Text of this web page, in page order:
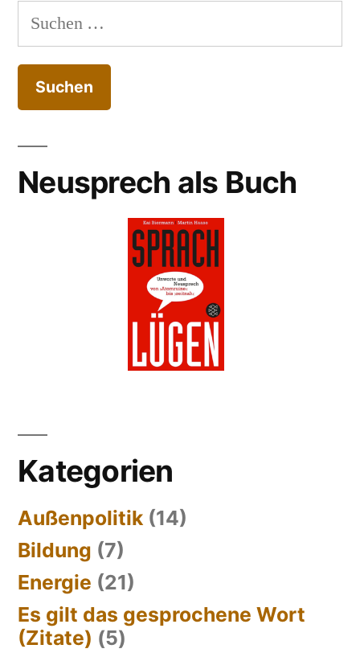
Suchen
nach:
Neusprech als Buch
Kategorien
Außenpolitik (14)
Bildung (7)
Energie (21)
Es gilt das gesprochene Wort
(Zitate) (5)